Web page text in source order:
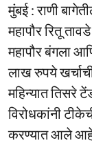
मुंबई : राणी
महापौर रितू
महापौर बंगला
लाख रुपये
महिन्यात तिसरे
विरोधकांनी
करण्यात आले